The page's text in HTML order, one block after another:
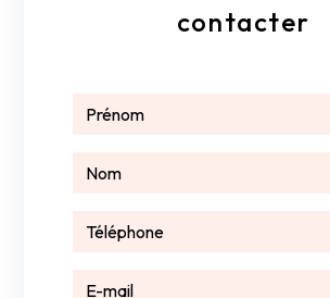
contacter